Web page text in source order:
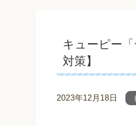
キューピー
対策】
2023年12月18日